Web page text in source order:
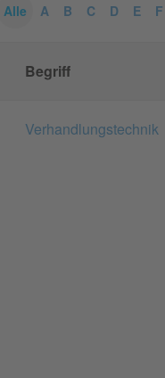
Alle A B C D E F
Begriff
Verhandlungstechnik